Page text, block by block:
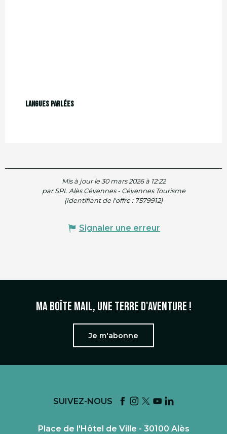
Langues parlées
Langues parlées
Mis à jour le 30 mars 2026 à 12:22
par SPL Alès Cévennes - Cévennes Tourisme
(Identifiant de l'offre : 7579912)
Signaler une erreur
Ma boîte mail, une terre d'aventure !
Je m'abonne
SUIVEZ-NOUS
Place de l'Hôtel de Ville - 30100 Alès